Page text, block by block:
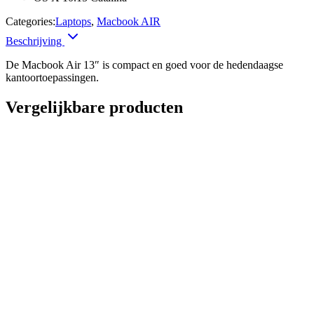
Categories:Laptops, Macbook AIR
Beschrijving
De Macbook Air 13″ is compact en goed voor de hedendaagse
kantoortoepassingen.
Vergelijkbare producten